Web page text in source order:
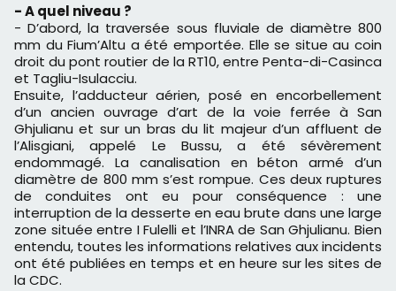
- A quel niveau ?
- D’abord, la traversée sous fluviale de diamètre 800
mm du Fium’Altu a été emportée. Elle se situe au coin
droit du pont routier de la RT10, entre Penta-di-Casinca
et Tagliu-Isulacciu.
Ensuite, l’adducteur aérien, posé en encorbellement
d’un ancien ouvrage d’art de la voie ferrée à San
Ghjulianu et sur un bras du lit majeur d’un affluent de
l’Alisgiani, appelé Le Bussu, a été sévèrement
endommagé. La canalisation en béton armé d’un
diamètre de 800 mm s’est rompue. Ces deux ruptures
de conduites ont eu pour conséquence : une
interruption de la desserte en eau brute dans une large
zone située entre I Fulelli et l’INRA de San Ghjulianu. Bien
entendu, toutes les informations relatives aux incidents
ont été publiées en temps et en heure sur les sites de
la CDC.